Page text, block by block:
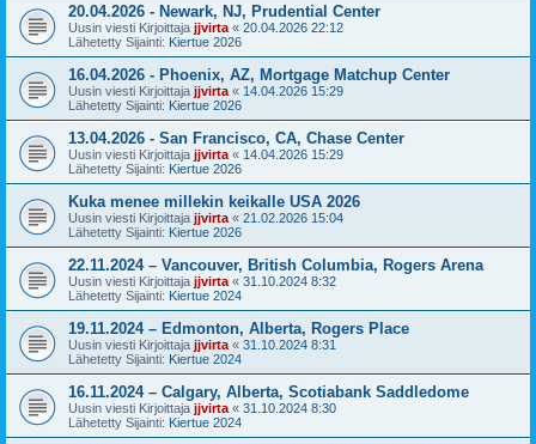
20.04.2026 - Newark, NJ, Prudential Center
Uusin viesti Kirjoittaja jjvirta « 20.04.2026 22:12
Lähetetty Sijainti: Kiertue 2026
16.04.2026 - Phoenix, AZ, Mortgage Matchup Center
Uusin viesti Kirjoittaja jjvirta « 14.04.2026 15:29
Lähetetty Sijainti: Kiertue 2026
13.04.2026 - San Francisco, CA, Chase Center
Uusin viesti Kirjoittaja jjvirta « 14.04.2026 15:29
Lähetetty Sijainti: Kiertue 2026
Kuka menee millekin keikalle USA 2026
Uusin viesti Kirjoittaja jjvirta « 21.02.2026 15:04
Lähetetty Sijainti: Kiertue 2026
22.11.2024 – Vancouver, British Columbia, Rogers Arena
Uusin viesti Kirjoittaja jjvirta « 31.10.2024 8:32
Lähetetty Sijainti: Kiertue 2024
19.11.2024 – Edmonton, Alberta, Rogers Place
Uusin viesti Kirjoittaja jjvirta « 31.10.2024 8:31
Lähetetty Sijainti: Kiertue 2024
16.11.2024 – Calgary, Alberta, Scotiabank Saddledome
Uusin viesti Kirjoittaja jjvirta « 31.10.2024 8:30
Lähetetty Sijainti: Kiertue 2024